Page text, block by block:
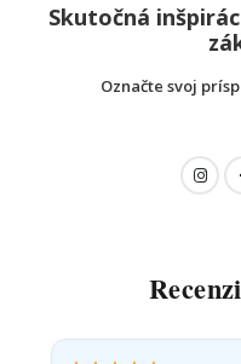
Skutočná
Označte svoj